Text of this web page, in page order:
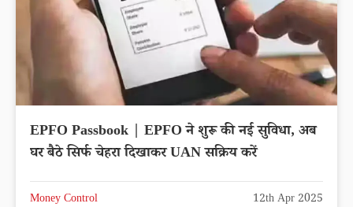
EPFO Passbook | EPFO ने शुरू की नई सुविधा, अब
घर बैठे सिर्फ चेहरा दिखाकर UAN सक्रिय करें
Money Control 12th Apr 2025